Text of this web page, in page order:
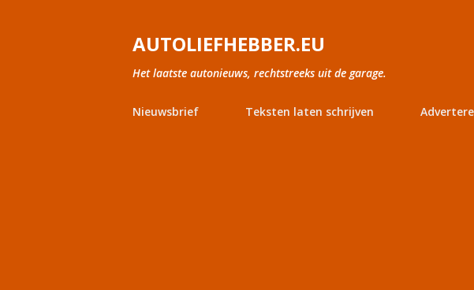
AUTOLIEFHEBBER.EU
Het laatste autonieuws, rechtstreeks uit de garage.
Nieuwsbrief Teksten laten schrijven